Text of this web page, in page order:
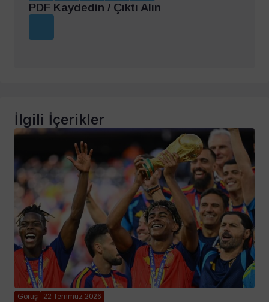
PDF Kaydedin / Çıktı Alın
İlgili İçerikler
Görüş 22 Temmuz 2026